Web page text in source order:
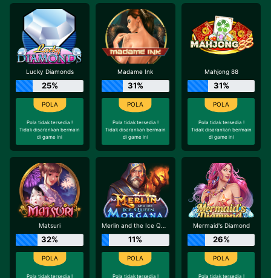
Lucky Diamonds
25%
Pola tidak tersedia !
Tidak disarankan bermain
di game ini
Madame Ink
31%
Pola tidak tersedia !
Tidak disarankan bermain
di game ini
Mahjong 88
31%
Pola tidak tersedia !
Tidak disarankan bermain
di game ini
Matsuri
32%
Pola tidak tersedia !
Merlin and the Ice Queen Morgana
11%
Pola tidak tersedia !
Mermaid's Diamond
26%
Pola tidak tersedia !